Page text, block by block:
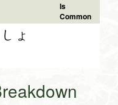
Is
Common
ょ